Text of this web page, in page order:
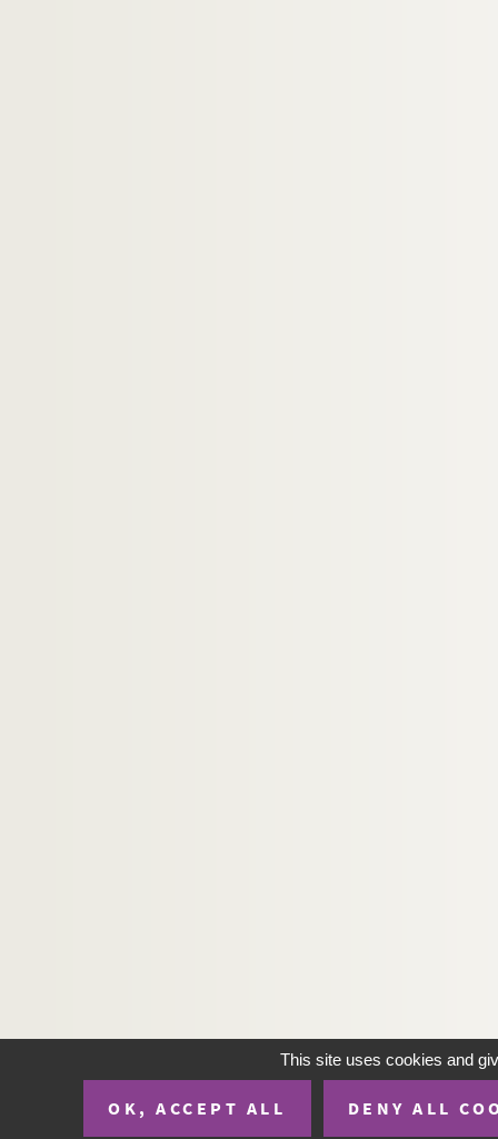
This site uses cookies and
OK, ACCEPT ALL DENY ALL